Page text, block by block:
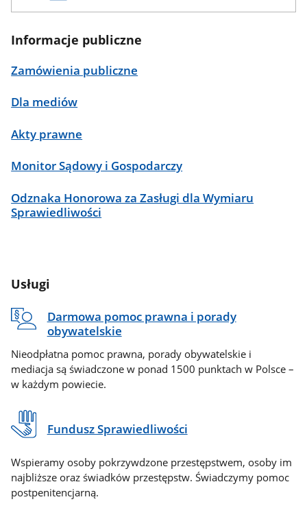
Informacje publiczne
Zamówienia publiczne
Dla mediów
Akty prawne
Monitor Sądowy i Gospodarczy
Odznaka Honorowa za Zasługi dla Wymiaru
Sprawiedliwości
Usługi
Darmowa pomoc prawna i porady
obywatelskie
Nieodpłatna pomoc prawna, porady obywatelskie i
mediacja są świadczone w ponad 1500 punktach w Polsce –
w każdym powiecie.
Fundusz Sprawiedliwości
Wspieramy osoby pokrzywdzone przestępstwem, osoby im
najbliższe oraz świadków przestępstw. Świadczymy pomoc
postpenitencjarną.